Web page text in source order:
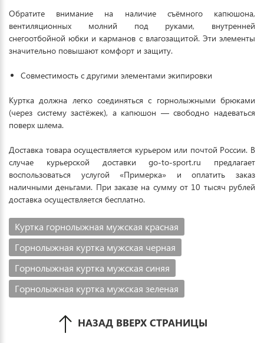
Обратите внимание на наличие съёмного капюшона,
вентиляционных молний под руками, внутренней
снегоотбойной юбки и карманов с влагозащитой. Эти элементы
значительно повышают комфорт и защиту.
Совместимость с другими элементами экипировки
Куртка должна легко соединяться с горнолыжными брюками
(через систему застёжек), а капюшон — свободно надеваться
поверх шлема.
Доставка товара осуществляется курьером или почтой России. В
случае курьерской доставки go-to-sport.ru предлагает
воспользоваться услугой «Примерка» и оплатить заказ
наличными деньгами. При заказе на сумму от 10 тысяч рублей
доставка осуществляется бесплатно.
Куртка горнолыжная мужская красная
Горнолыжная куртка мужская черная
Горнолыжная куртка мужская синяя
Горнолыжная куртка мужская зеленая
НАЗАД ВВЕРХ СТРАНИЦЫ